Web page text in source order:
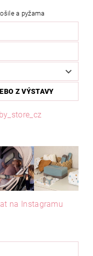
a pyžama
Z VÝSTAVY
na Instagramu